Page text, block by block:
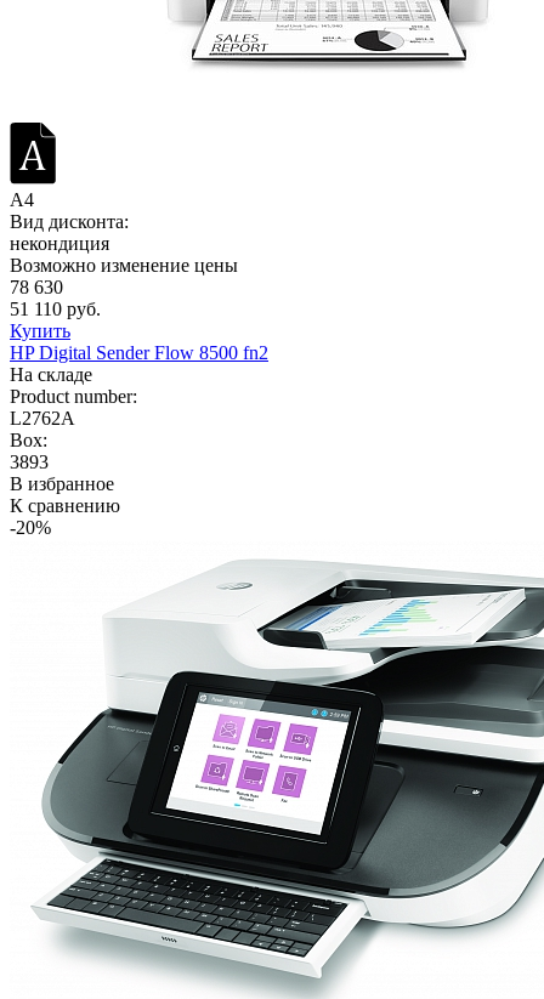
A4
Вид дисконта:
некондиция
Возможно изменение цены
78 630
51 110 руб.
Купить
HP Digital Sender Flow 8500 fn2
На складе
Product number:
L2762A
Box:
3893
В избранное
К сравнению
-20%